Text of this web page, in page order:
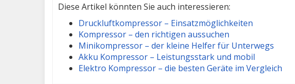
Diese Artikel könnten Sie auch interessieren:
Druckluftkompressor – Einsatzmöglichkeiten
Kompressor – den richtigen aussuchen
Minikompressor – der kleine Helfer für Unterwegs
Akku Kompressor – Leistungsstark und mobil
Elektro Kompressor – die besten Geräte im Vergleich